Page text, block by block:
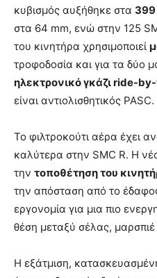
κυβισμός αυξήθηκε στα
στα 64 mm, ενώ στην 125
του κινητήρα χρησιμοποιεί
τροφοδοσία και για τα δύο
ηλεκτρονικό γκάζι ride-
είναι αντιολισθητικός PASC.
Το φιλτροκούτι αέρα έχει
καλύτερα στην SMC R. Η
την τοποθέτηση του
την απόσταση από το
εργονομία για μια πιο
θέση μεταξύ σέλας, μαρσπιέ
Η εξάτμιση,